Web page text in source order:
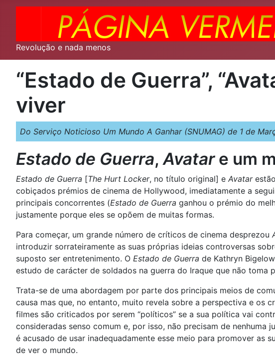
Revolução e nada menos
“Estado de Guerra”,
viver
Do Serviço Noticioso Um Mundo A Ganhar (SNUMAG) de 1 de
Estado de Guerra,Avatare um
Estado de Guerra [The Hurt Locker, no título original] e Avatar
cobiçados prémios de cinema de Hollywood, imediatamente a
principais concorrentes (Estado de Guerra ganhou o prémio do
justamente porque eles se opõem de muitas formas.
Para começar, um grande número de críticos de cinema desprezou
introduzir sorrateiramente as suas próprias ideias controversas
suposto ser entretenimento. O Estado de Guerra de Kathryn
estudo de carácter de soldados na guerra do Iraque que não toma
Trata-se de uma abordagem por parte dos principais meios de
causa mas que, no entanto, muito revela sobre a perspectiva e os
filmes são criticados por serem “políticos” se a sua política vai
consideradas senso comum e, por isso, não precisam de
é acusado de usar inadequadamente esse meio para promover as
de ver o mundo.